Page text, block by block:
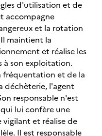
d'utilisation et de
accompagne
et la rotation
maintient la
et réalise les
à son exploitation.
fréquentation et de la
déchèterie, l'agent
responsable n'est
lui confère une
et réalise de
Il est responsable